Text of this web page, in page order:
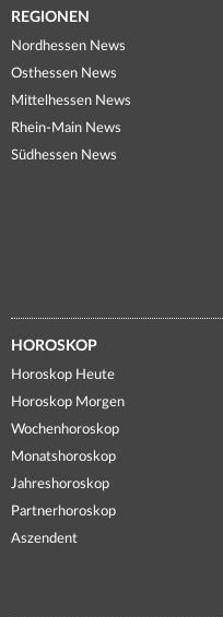
REGIONEN
Nordhessen News
Osthessen News
Mittelhessen News
Rhein-Main News
Südhessen News
HOROSKOP
Horoskop Heute
Horoskop Morgen
Wochenhoroskop
Monatshoroskop
Jahreshoroskop
Partnerhoroskop
Aszendent